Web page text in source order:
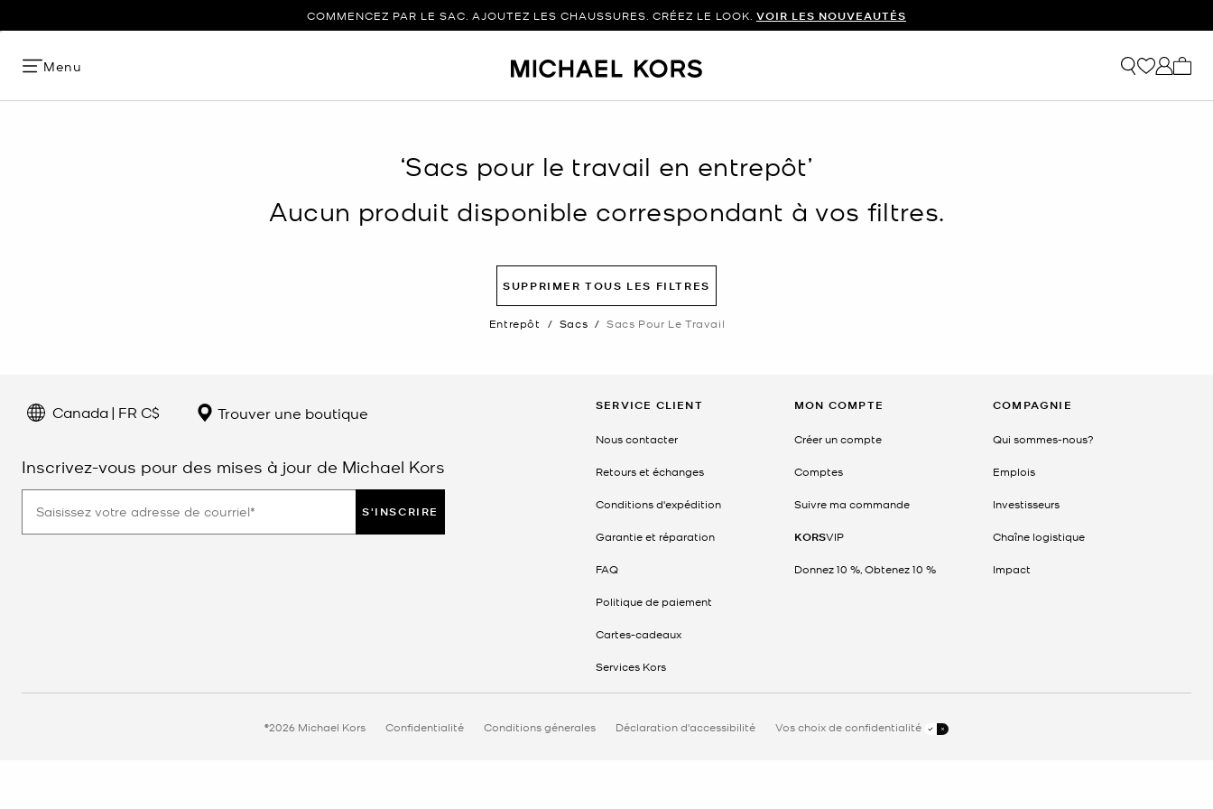
COMMENCEZ PAR LE SAC. AJOUTEZ LES CHAUSSURES. CRÉEZ LE LOOK. VOIR LES NOUVEAUTÉS
Menu
‘Sacs pour le travail en entrepôt’
Aucun produit disponible correspondant à vos filtres.
SUPPRIMER TOUS LES FILTRES
Entrepôt / Sacs / Sacs Pour Le Travail
Canada | FR C$ Trouver une boutique
Inscrivez-vous pour des mises à jour de Michael Kors
S'INSCRIRE
SERVICE CLIENT
Nous contacter
Retours et échanges
Conditions d'expédition
Garantie et réparation
FAQ
Politique de paiement
Cartes-cadeaux
Services Kors
MON COMPTE
Créer un compte
Comptes
Suivre ma commande
KORSVIP
Donnez 10 %, Obtenez 10 %
COMPAGNIE
Qui sommes-nous?
Emplois
Investisseurs
Chaîne logistique
Impact
©2026 Michael Kors Confidentialité Conditions génerales Déclaration d'accessibilité Vos choix de confidentialité